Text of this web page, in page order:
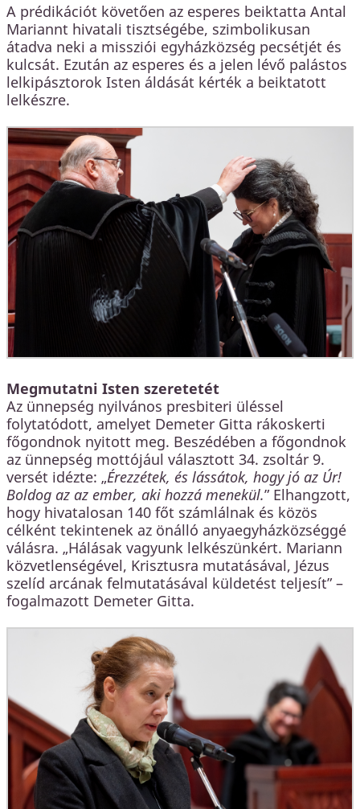
A prédikációt követően az esperes beiktatta Antal
Mariannt hivatali tisztségébe, szimbolikusan
átadva neki a missziói egyházközség pecsétjét és
kulcsát. Ezután az esperes és a jelen lévő palástos
lelkipásztorok Isten áldását kérték a beiktatott
lelkészre.
Megmutatni Isten szeretetét
Az ünnepség nyilvános presbiteri üléssel
folytatódott, amelyet Demeter Gitta rákoskerti
főgondnok nyitott meg. Beszédében a főgondnok
az ünnepség mottójául választott 34. zsoltár 9.
versét idézte: „Érezzétek, és lássátok, hogy jó az Úr!
Boldog az az ember, aki hozzá menekül.” Elhangzott,
hogy hivatalosan 140 főt számlálnak és közös
célként tekintenek az önálló anyaegyházközséggé
válásra. „Hálásak vagyunk lelkészünkért. Mariann
közvetlenségével, Krisztusra mutatásával, Jézus
szelíd arcának felmutatásával küldetést teljesít” –
fogalmazott Demeter Gitta.